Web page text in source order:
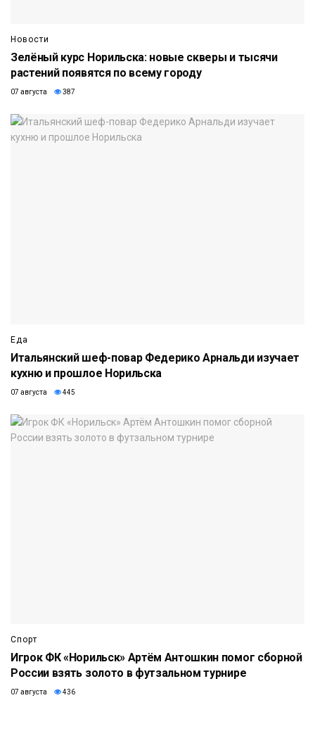
Новости
Зелёный курс Норильска: новые скверы и тысячи
растений появятся по всему городу
07 августа 387
Еда
Итальянский шеф-повар Федерико Арнальди изучает
кухню и прошлое Норильска
07 августа 445
Спорт
Игрок ФК «Норильск» Артём Антошкин помог сборной
России взять золото в футзальном турнире
07 августа 436